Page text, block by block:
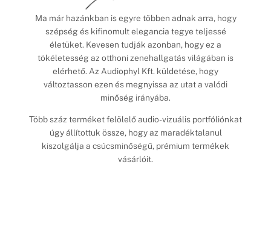
Ma már hazánkban is egyre többen adnak arra, hogy
szépség és kifinomult elegancia tegye teljessé
életüket. Kevesen tudják azonban, hogy ez a
tökéletesség az otthoni zenehallgatás világában is
elérhető. Az Audiophyl Kft. küldetése, hogy
változtasson ezen és megnyissa az utat a valódi
minőség irányába.
Több száz terméket felölelő audio-vizuális portfóliónkat
úgy állítottuk össze, hogy az maradéktalanul
kiszolgálja a csúcsminőségű, prémium termékek
vásárlóit.